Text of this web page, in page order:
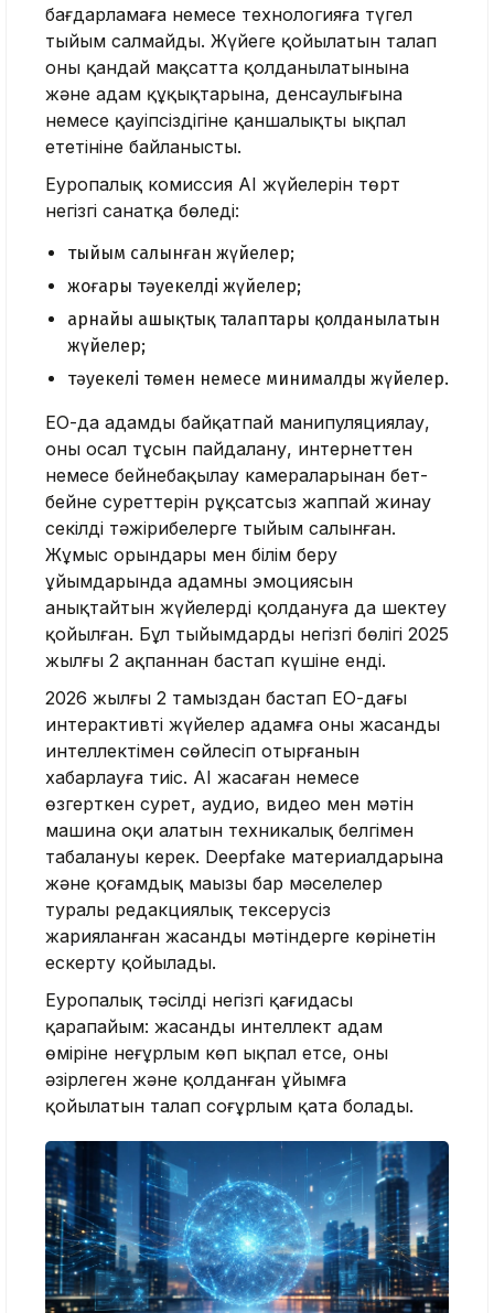
бағдарламаға немесе технологияға түгел
тыйым салмайды. Жүйеге қойылатын талап
оның қандай мақсатта қолданылатынына
және адам құқықтарына, денсаулығына
немесе қауіпсіздігіне қаншалықты ықпал
ететініне байланысты.
Еуропалық комиссия AI жүйелерін төрт
негізгі санатқа бөледі:
тыйым салынған жүйелер;
жоғары тәуекелді жүйелер;
арнайы ашықтық талаптары қолданылатын
жүйелер;
тәуекелі төмен немесе минималды жүйелер.
ЕО-да адамды байқатпай манипуляциялау,
оның осал тұсын пайдалану, интернеттен
немесе бейнебақылау камераларынан бет-
бейне суреттерін рұқсатсыз жаппай жинау
секілді тәжірибелерге тыйым салынған.
Жұмыс орындары мен білім беру
ұйымдарында адамның эмоциясын
анықтайтын жүйелерді қолдануға да шектеу
қойылған. Бұл тыйымдардың негізгі бөлігі 2025
жылғы 2 ақпаннан бастап күшіне енді.
2026 жылғы 2 тамыздан бастап ЕО-дағы
интерактивті жүйелер адамға оның жасанды
интеллектімен сөйлесіп отырғанын
хабарлауға тиіс. AI жасаған немесе
өзгерткен сурет, аудио, видео мен мәтін
машина оқи алатын техникалық белгімен
таңбалануы керек. Deepfake материалдарына
және қоғамдық маңызы бар мәселелер
туралы редакциялық тексерусіз
жарияланған жасанды мәтіндерге көрінетін
ескерту қойылады.
Еуропалық тәсілдің негізгі қағидасы
қарапайым: жасанды интеллект адам
өміріне неғұрлым көп ықпал етсе, оны
әзірлеген және қолданған ұйымға
қойылатын талап соғұрлым қатаң болады.